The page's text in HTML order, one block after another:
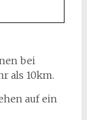
bei
als 10km.
auf ein